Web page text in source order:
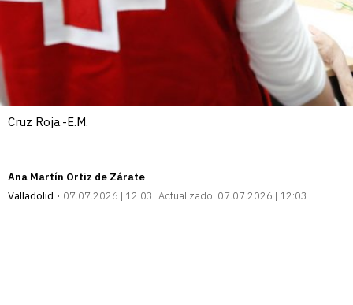
Cruz Roja.-E.M.
Ana Martín Ortiz de Zárate
Valladolid
07.07.2026 | 12:03 Actualizado: 07.07.2026 | 12:03